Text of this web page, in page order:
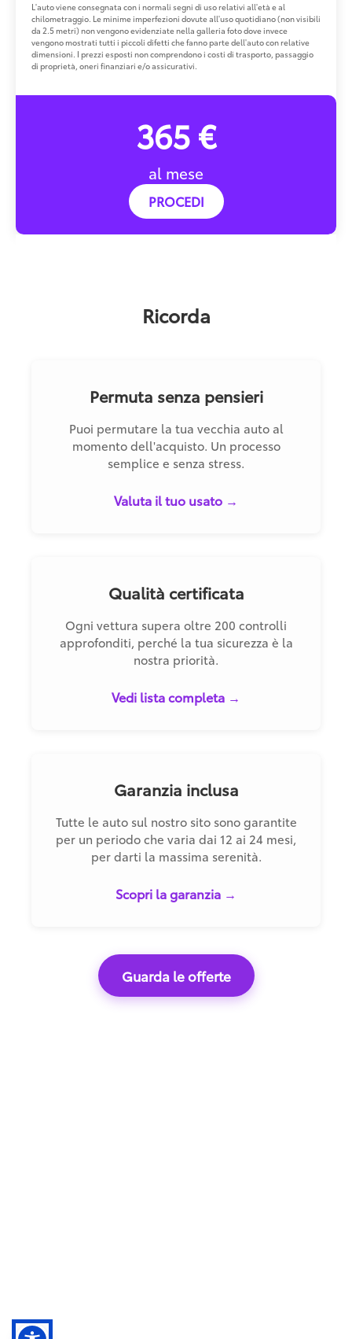
L'auto viene consegnata con i normali segni di uso relativi all'età e al
chilometraggio. Le minime imperfezioni dovute all'uso quotidiano (non visibili
da 2.5 metri) non vengono evidenziate nella galleria foto dove invece
vengono mostrati tutti i piccoli difetti che fanno parte dell'auto con relative
dimensioni. I prezzi esposti non comprendono i costi di trasporto, passaggio
di proprietà, oneri finanziari e/o assicurativi.
365 €
al mese
PROCEDI
Ricorda
Permuta senza pensieri
Puoi permutare la tua vecchia auto al
momento dell'acquisto. Un processo
semplice e senza stress.
Valuta il tuo usato →
Qualità certificata
Ogni vettura supera oltre 200 controlli
approfonditi, perché la tua sicurezza è la
nostra priorità.
Vedi lista completa →
Garanzia inclusa
Tutte le auto sul nostro sito sono garantite
per un periodo che varia dai 12 ai 24 mesi,
per darti la massima serenità.
Scopri la garanzia →
Guarda le offerte